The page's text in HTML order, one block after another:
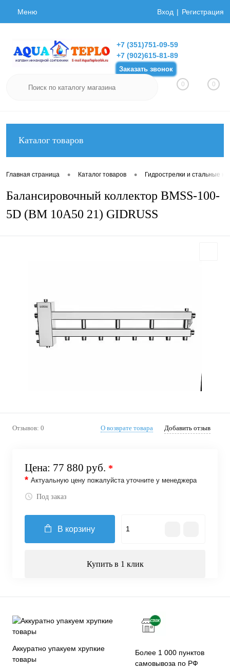
Меню Вход Регистрация
+7 (351)751-09-59
+7 (902)615-81-89
Заказать звонок
0 0
Каталог товаров
Главная страница • Каталог товаров • Гидрострелки и стальные
Балансировочный коллектор BMSS-100-
5D (BM 10А50 21) GIDRUSS
Отзывов: 0 О возврате товара Добавить отзыв
Цена: 77 880 руб. *
* Актуальную цену пожалуйста уточните у менеджера
Под заказ
В корзину
Купить в 1 клик
Аккуратно упакуем хрупкие
товары
Более 1 000 пунктов
самовывоза по РФ